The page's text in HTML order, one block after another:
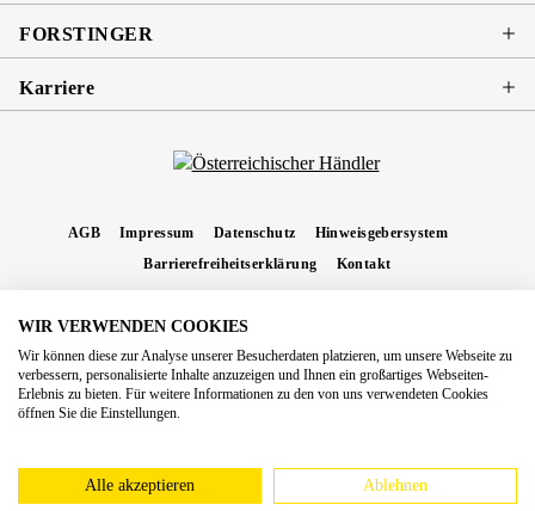
FORSTINGER
Karriere
AGB Impressum Datenschutz
Hinweisgebersystem
Barrierefreiheitserklärung
Kontakt
Nachnahmegebühren, wenn nicht anders angegeben.
Copyright 2026 Forstinger Österreich GmbH
Königstetter Straße 128 - 134/OG3, 3430 Tulln
europäschen Online-Streitbeilegungs-Plattform hinzuweisen:
webgate.ec.europa.eu/odr
WIR VERWENDEN COOKIES
Wir können diese zur Analyse unserer Besucherdaten platzieren, um unsere Webseite zu
verbessern, personalisierte Inhalte anzuzeigen und Ihnen ein großartiges Webseiten-
Erlebnis zu bieten. Für weitere Informationen zu den von uns verwendeten Cookies
öffnen Sie die Einstellungen.
Alle akzeptieren Ablehnen